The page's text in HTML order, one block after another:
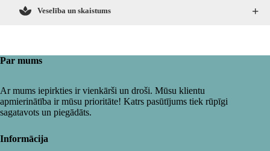
+
Veselība un skaistums
Par mums
Ar mums iepirkties ir vienkārši un droši. Mūsu klientu
apmierinātība ir mūsu prioritāte! Katrs pasūtījums tiek rūpīgi
sagatavots un piegādāts.
Informācija